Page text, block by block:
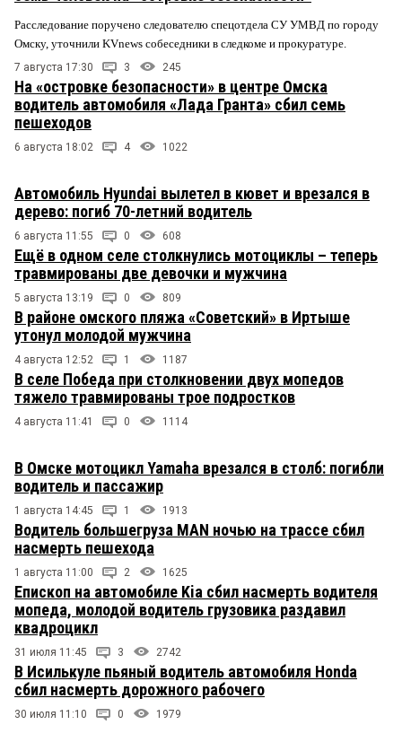
Расследование поручено следователю спецотдела СУ УМВД по городу
Омску, уточнили KVnews собеседники в следкоме и прокуратуре.
7 августа 17:30 3 245
На «островке безопасности» в центре Омска
водитель автомобиля «Лада Гранта» сбил семь
пешеходов
6 августа 18:02 4 1022
Автомобиль Hyundai вылетел в кювет и врезался в
дерево: погиб 70-летний водитель
6 августа 11:55 0 608
Ещё в одном селе столкнулись мотоциклы – теперь
травмированы две девочки и мужчина
5 августа 13:19 0 809
В районе омского пляжа «Советский» в Иртыше
утонул молодой мужчина
4 августа 12:52 1 1187
В селе Победа при столкновении двух мопедов
тяжело травмированы трое подростков
4 августа 11:41 0 1114
В Омске мотоцикл Yamaha врезался в столб: погибли
водитель и пассажир
1 августа 14:45 1 1913
Водитель большегруза MAN ночью на трассе сбил
насмерть пешехода
1 августа 11:00 2 1625
Епископ на автомобиле Kia сбил насмерть водителя
мопеда, молодой водитель грузовика раздавил
квадроцикл
31 июля 11:45 3 2742
В Исилькуле пьяный водитель автомобиля Honda
сбил насмерть дорожного рабочего
30 июля 11:10 0 1979